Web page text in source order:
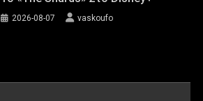
2026-08-07 vaskoufo